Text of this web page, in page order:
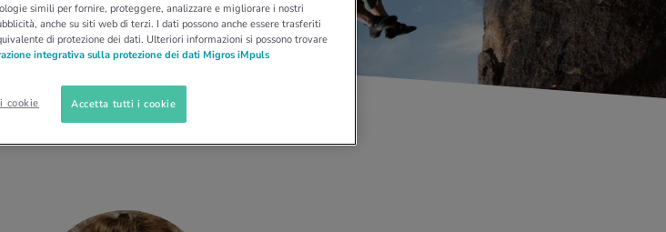
simili per fornire, proteggere, analizzare e migliorare i nostri
anche su siti web di terzi. I dati possono anche essere trasferiti
di protezione dei dati. Ulteriori informazioni si possono trovare
integrativa sulla protezione dei dati Migros iMpuls
cookie Accetta tutti i cookie